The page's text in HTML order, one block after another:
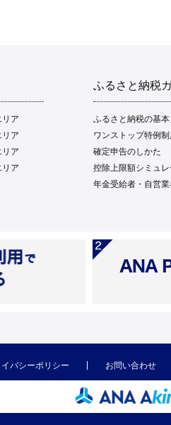
リア
リア
リア
リア
ふるさと納税
ふるさと納税の基本
ワンストップ特例
確定申告のしかた
控除上限額シミュ
年金受給者・自営
イバシーポリシー お問い合わせ